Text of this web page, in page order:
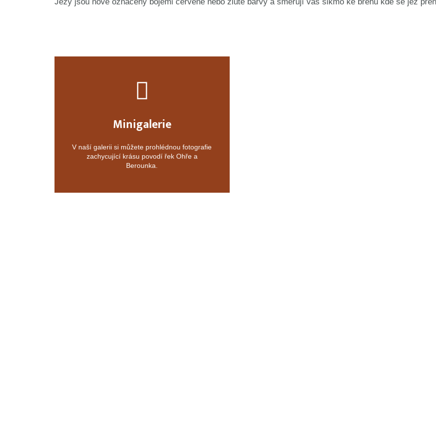
Jezy jsou nově označeny bójemi červené nebo žluté barvy a směrují vás šikmo ke břehu kde se jez
Minigalerie
V naší galerii si můžete prohlédnou fotografie
zachycující krásu povodí řek Ohře a
Berounka.